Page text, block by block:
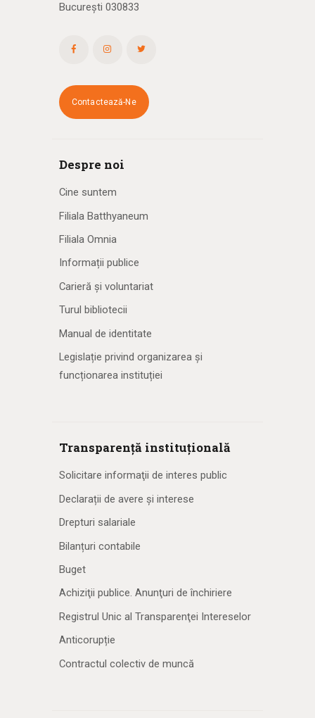
București 030833
Contactează-Ne
Despre noi
Cine suntem
Filiala Batthyaneum
Filiala Omnia
Informații publice
Carieră și voluntariat
Turul bibliotecii
Manual de identitate
Legislație privind organizarea și
funcționarea instituției
Transparență instituțională
Solicitare informaţii de interes public
Declarații de avere și interese
Drepturi salariale
Bilanțuri contabile
Buget
Achiziţii publice. Anunţuri de închiriere
Registrul Unic al Transparenţei Intereselor
Anticorupție
Contractul colectiv de muncă